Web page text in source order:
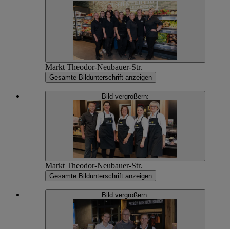
Markt Theodor-Neubauer-Str.
Gesamte Bildunterschrift anzeigen
Bild vergrößern:
Markt Theodor-Neubauer-Str.
Gesamte Bildunterschrift anzeigen
Bild vergrößern: